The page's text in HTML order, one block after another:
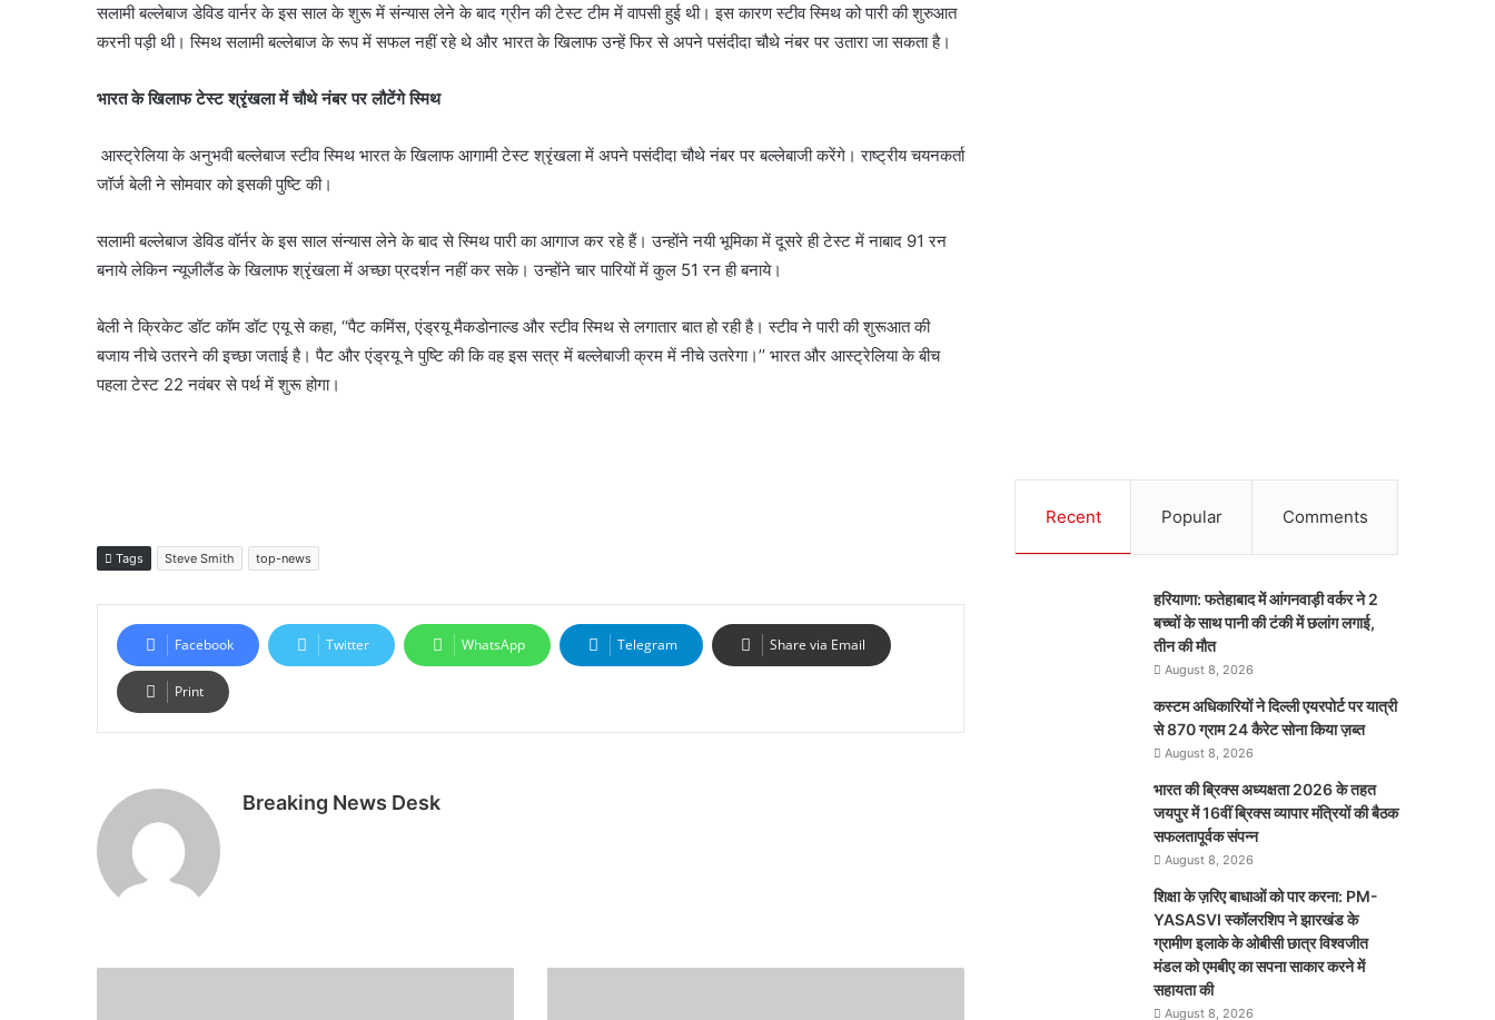
सलामी बल्लेबाज डेविड वार्नर के इस साल के शुरू में संन्यास लेने के बाद ग्रीन की टेस्ट टीम में वापसी हुई थी। इस कारण स्टीव स्मिथ को पारी की शुरुआत
करनी पड़ी थी। स्मिथ सलामी बल्लेबाज के रूप में सफल नहीं रहे थे और भारत के खिलाफ उन्हें फिर से अपने पसंदीदा चौथे नंबर पर उतारा जा सकता है।
भारत के खिलाफ टेस्ट श्रृंखला में चौथे नंबर पर लौटेंगे स्मिथ
आस्ट्रेलिया के अनुभवी बल्लेबाज स्टीव स्मिथ भारत के खिलाफ आगामी टेस्ट श्रृंखला में अपने पसंदीदा चौथे नंबर पर बल्लेबाजी करेंगे। राष्ट्रीय चयनकर्ता
जॉर्ज बेली ने सोमवार को इसकी पुष्टि की।
सलामी बल्लेबाज डेविड वॉर्नर के इस साल संन्यास लेने के बाद से स्मिथ पारी का आगाज कर रहे हैं। उन्होंने नयी भूमिका में दूसरे ही टेस्ट में नाबाद 91 रन
बनाये लेकिन न्यूजीलैंड के खिलाफ श्रृंखला में अच्छा प्रदर्शन नहीं कर सके। उन्होंने चार पारियों में कुल 51 रन ही बनाये।
बेली ने क्रिकेट डॉट कॉम डॉट एयू से कहा, ‘‘पैट कमिंस, एंड्रयू मैकडोनाल्ड और स्टीव स्मिथ से लगातार बात हो रही है। स्टीव ने पारी की शुरूआत की
बजाय नीचे उतरने की इच्छा जताई है। पैट और एंड्रयू ने पुष्टि की कि वह इस सत्र में बल्लेबाजी क्रम में नीचे उतरेगा।’’ भारत और आस्ट्रेलिया के बीच
पहला टेस्ट 22 नवंबर से पर्थ में शुरू होगा।
Tags Steve Smith top-news
Facebook Twitter WhatsApp Telegram Share via Email
Print
Breaking News Desk
Recent Popular Comments
हरियाणा: फतेहाबाद में आंगनवाड़ी वर्कर ने 2
बच्चों के साथ पानी की टंकी में छलांग लगाई,
तीन की मौत
August 8, 2026
कस्टम अधिकारियों ने दिल्ली एयरपोर्ट पर यात्री
से 870 ग्राम 24 कैरेट सोना किया ज़ब्त
August 8, 2026
भारत की ब्रिक्‍स अध्यक्षता 2026 के तहत
जयपुर में 16वीं ब्रिक्‍स व्यापार मंत्रियों की बैठक
सफलतापूर्वक संपन्न
August 8, 2026
शिक्षा के ज़रिए बाधाओं को पार करना: PM-
YASASVI स्कॉलरशिप ने झारखंड के
ग्रामीण इलाके के ओबीसी छात्र विश्वजीत
मंडल को एमबीए का सपना साकार करने में
सहायता की
August 8, 2026